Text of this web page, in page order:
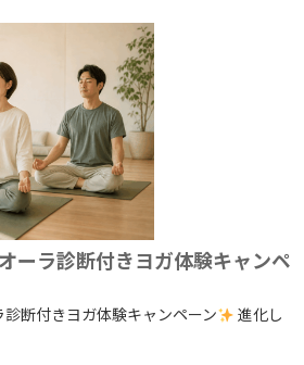
ーラ診断付きヨガ体験キャンペ
断付きヨガ体験キャンペーン
進化し